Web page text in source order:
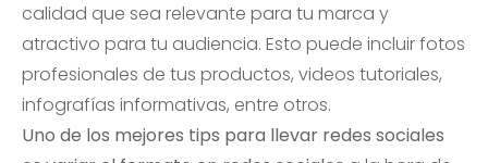
calidad que sea relevante para tu marca y
atractivo para tu audiencia. Esto puede incluir fotos
profesionales de tus productos, videos tutoriales,
infografías informativas, entre otros.
Uno de los mejores tips para llevar redes sociales